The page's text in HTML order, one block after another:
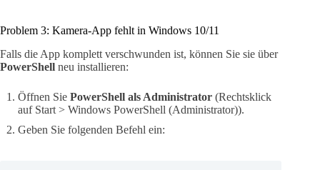
Problem 3: Kamera-App fehlt in Windows 10/11
Falls die App komplett verschwunden ist, können Sie sie über
PowerShell neu installieren:
Öffnen Sie PowerShell als Administrator (Rechtsklick
auf Start > Windows PowerShell (Administrator)).
Geben Sie folgenden Befehl ein: